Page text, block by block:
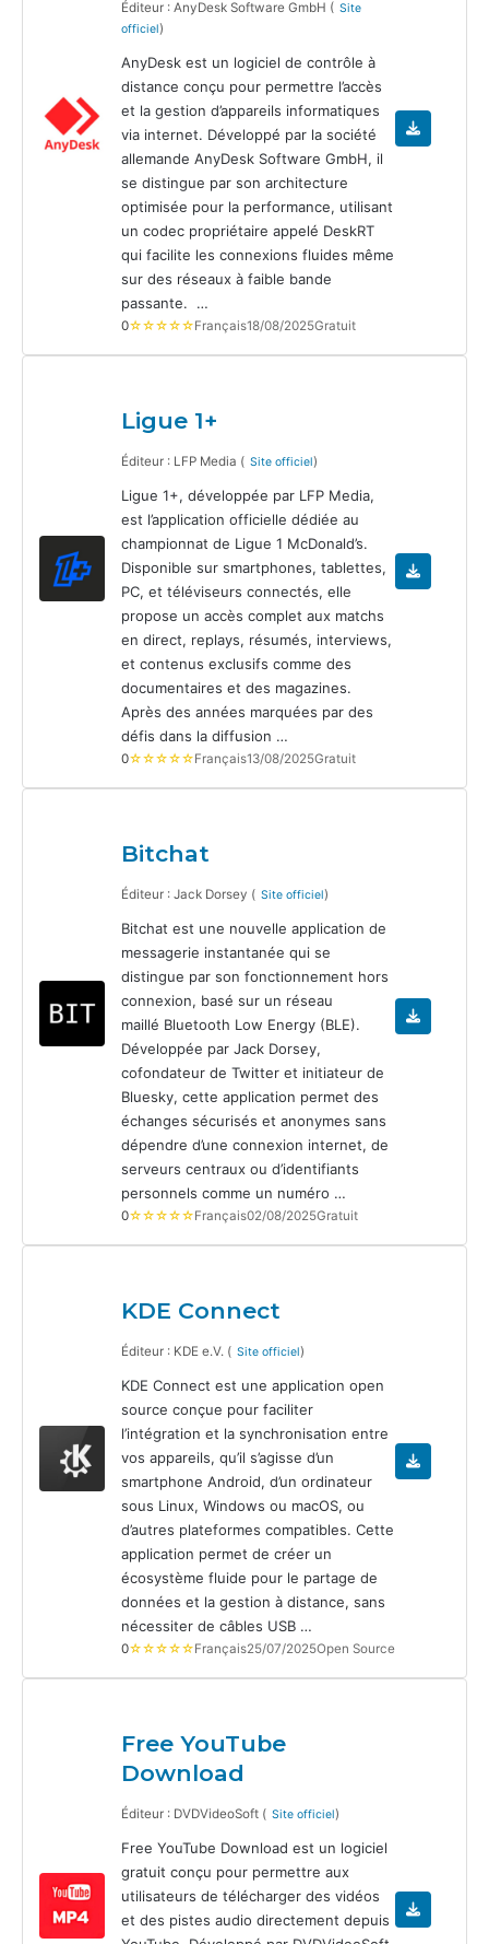
Éditeur : AnyDesk Software GmbH ( Site
officiel)
AnyDesk est un logiciel de contrôle à
distance conçu pour permettre l’accès
et la gestion d’appareils informatiques
via internet. Développé par la société
allemande AnyDesk Software GmbH, il
se distingue par son architecture
optimisée pour la performance, utilisant
un codec propriétaire appelé DeskRT
qui facilite les connexions fluides même
sur des réseaux à faible bande
passante. …
0☆☆☆☆☆Français18/08/2025Gratuit
Ligue 1+
Éditeur : LFP Media ( Site officiel)
Ligue 1+, développée par LFP Media,
est l’application officielle dédiée au
championnat de Ligue 1 McDonald’s.
Disponible sur smartphones, tablettes,
PC, et téléviseurs connectés, elle
propose un accès complet aux matchs
en direct, replays, résumés, interviews,
et contenus exclusifs comme des
documentaires et des magazines.
Après des années marquées par des
défis dans la diffusion …
0☆☆☆☆☆Français13/08/2025Gratuit
Bitchat
Éditeur : Jack Dorsey ( Site officiel)
Bitchat est une nouvelle application de
messagerie instantanée qui se
distingue par son fonctionnement hors
connexion, basé sur un réseau
maillé Bluetooth Low Energy (BLE).
Développée par Jack Dorsey,
cofondateur de Twitter et initiateur de
Bluesky, cette application permet des
échanges sécurisés et anonymes sans
dépendre d’une connexion internet, de
serveurs centraux ou d’identifiants
personnels comme un numéro …
0☆☆☆☆☆Français02/08/2025Gratuit
KDE Connect
Éditeur : KDE e.V. ( Site officiel)
KDE Connect est une application open
source conçue pour faciliter
l’intégration et la synchronisation entre
vos appareils, qu’il s’agisse d’un
smartphone Android, d’un ordinateur
sous Linux, Windows ou macOS, ou
d’autres plateformes compatibles. Cette
application permet de créer un
écosystème fluide pour le partage de
données et la gestion à distance, sans
nécessiter de câbles USB …
0☆☆☆☆☆Français25/07/2025Open Source
Free YouTube
Download
Éditeur : DVDVideoSoft ( Site officiel)
Free YouTube Download est un logiciel
gratuit conçu pour permettre aux
utilisateurs de télécharger des vidéos
et des pistes audio directement depuis